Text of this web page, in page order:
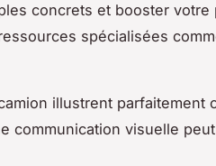
concrets et booster votre
spécialisées
illustrent parfaitement
communication visuelle